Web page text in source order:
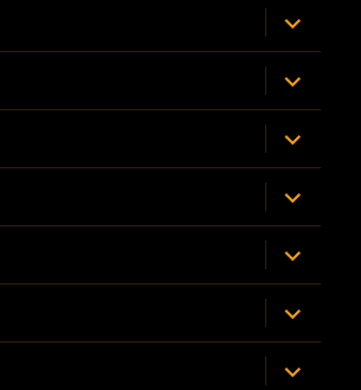
菜
单
展
开
子
菜
单
展
开
子
菜
单
展
开
子
菜
单
展
开
子
菜
单
展
开
子
菜
单
展
开
子
菜
单
展
开